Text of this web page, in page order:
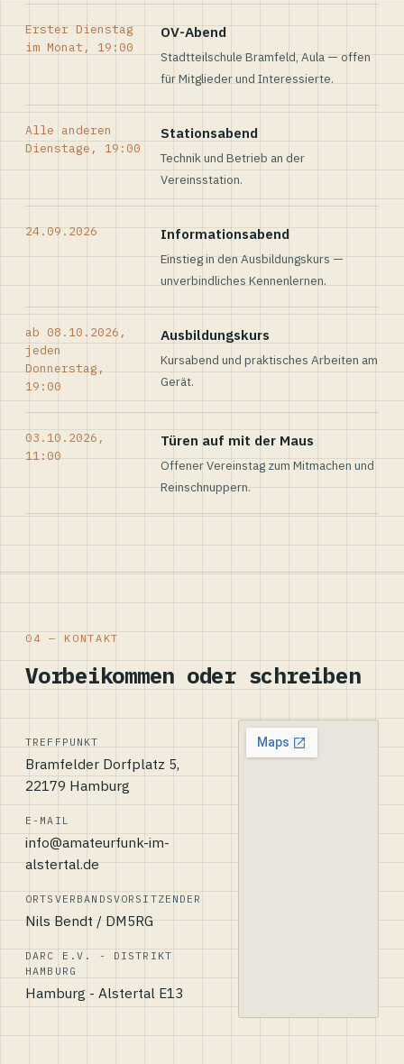
Erster Dienstag
im Monat, 19:00
OV-Abend
Stadtteilschule Bramfeld, Aula — offen
für Mitglieder und Interessierte.
Alle anderen
Dienstage, 19:00
Stationsabend
Technik und Betrieb an der
Vereinsstation.
24.09.2026 Informationsabend
Einstieg in den Ausbildungskurs —
unverbindliches Kennenlernen.
ab 08.10.2026,
jeden
Donnerstag,
19:00
Ausbildungskurs
Kursabend und praktisches Arbeiten am
Gerät.
03.10.2026,
11:00
Türen auf mit der Maus
Offener Vereinstag zum Mitmachen und
Reinschnuppern.
04 — KONTAKT
Vorbeikommen oder schreiben
TREFFPUNKT
Bramfelder Dorfplatz 5,
22179 Hamburg
E-MAIL
info@amateurfunk-im-
alstertal.de
ORTSVERBANDSVORSITZENDER
Nils Bendt / DM5RG
DARC E.V. - DISTRIKT
HAMBURG
Hamburg - Alstertal E13